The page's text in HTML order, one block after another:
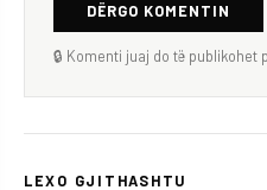
DËRGO KOMENTIN
🔒 Komenti juaj do të
LEXO GJITHASHTU